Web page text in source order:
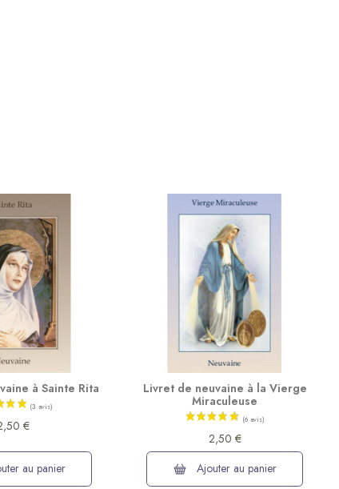
à Sainte Rita
€
au panier
Livret de neuvaine à la Vierge
Miraculeuse
2,50 €
Ajouter au panier